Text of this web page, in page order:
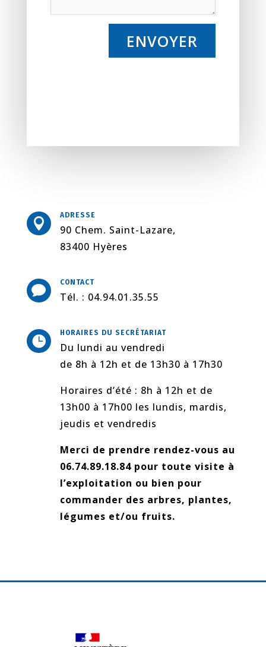
ENVOYER

ADRESSE
90 Chem. Saint-Lazare,
83400 Hyères

CONTACT
Tél. : 04.94.01.35.55

HORAIRES DU SECRÉTARIAT
Du lundi au vendredi
de 8h à 12h et de 13h30 à 17h30
Horaires d’été : 8h à 12h et de
13h00 à 17h00 les lundis, mardis,
jeudis et vendredis
Merci de prendre rendez-vous au
06.74.89.18.84 pour toute visite à
l’exploitation ou bien pour
commander des arbres, plantes,
légumes et/ou fruits.